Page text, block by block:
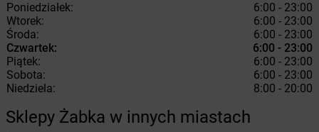
Poniedziałek:
6:00 - 23:00
Wtorek:
6:00 - 23:00
Środa:
6:00 - 23:00
Czwartek:
6:00 - 23:00
Piątek:
6:00 - 23:00
Sobota:
6:00 - 23:00
Niedziela:
8:00 - 20:00
Sklepy Żabka w innych miastach